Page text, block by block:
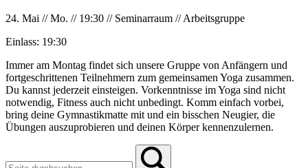
24. Mai //Mo. // 19:30 // Seminarraum //Arbeitsgruppe
Einlass: 19:30
Immer am Montag findet sich unsere Gruppe von Anfängern und
fortgeschrittenen Teilnehmern zum gemeinsamen Yoga zusammen.
Du kannst jederzeit einsteigen. Vorkenntnisse im Yoga sind nicht
notwendig, Fitness auch nicht unbedingt. Komm einfach vorbei,
bring deine Gymnastikmatte mit und ein bisschen Neugier, die
Übungen auszuprobieren und deinen Körper kennenzulernen.